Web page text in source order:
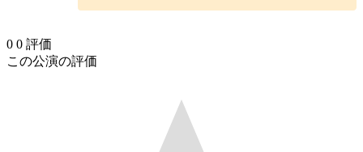
0 0 評価
この公演の評価